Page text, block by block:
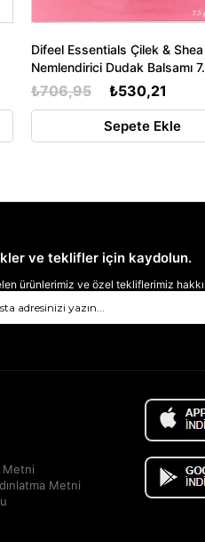
Difeel Essentials Çilek & Shea
Nemlendirici Dudak Balsamı
₺530,21
₺706,95
Sepete Ekle
ve teklifler için kaydolun.
ürünlerimiz ve özel tekliflerimiz
Metni
Metni